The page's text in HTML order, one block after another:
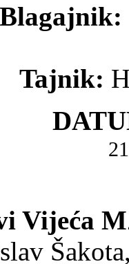
Blagajnik:
Tajnik:
Vijeća